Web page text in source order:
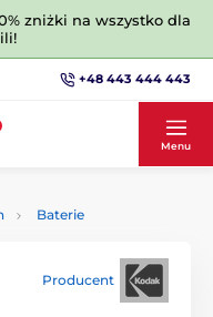
zniżki na wszystko dla
+48 443 444 443
Menu
Baterie
Producent